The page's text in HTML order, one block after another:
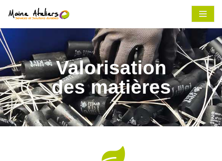
Aller
au
contenu
Valorisation
des matières